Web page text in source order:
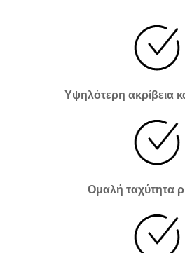
Υψηλότερη ακρίβεια
Ομαλή ταχύτητα